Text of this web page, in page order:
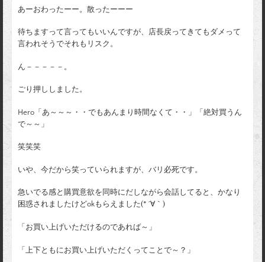
あーおわったーー。散ったーーー
待ちますって言ってもいいんですが、店長戻ってきてもダメって
言われそうでそれもリスク。
ん－－－－－。
ごり押ししました。
Hero「あ～～～・・でもあんまり時間なくて・・」「絶対買うん
で～～」
笑笑笑
いや、今だから笑っていられますが、バリ必死です。
急いでる感と購買意欲を同時にだしながら会話してると、かなり
困惑されましたけどokもらえました(* ´∀｀)
「お買い上げいただけるのであれば～」
「上下ともにお買い上げいただくってことで～？」